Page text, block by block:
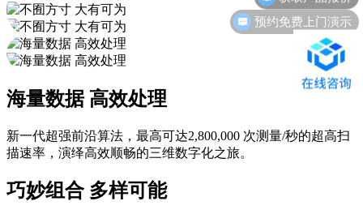
海量数据 高效处理
新一代超强前沿算法，最高可达2,800,000 次测量/秒的超高扫
描速率，演绎高效顺畅的三维数字化之旅。
巧妙组合 多样可能
预约免费上门演示